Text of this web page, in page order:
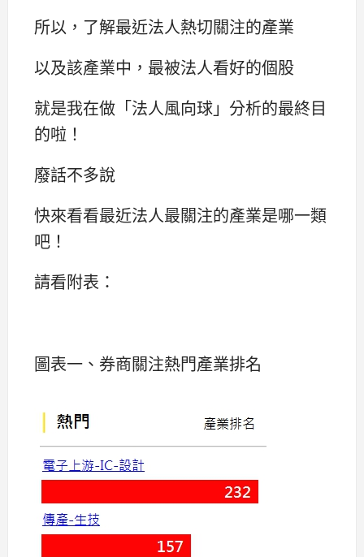
所以，了解最近法人熱切關注的產業
以及該產業中，最被法人看好的個股
就是我在做「法人風向球」分析的最終目
的啦！
廢話不多說
快來看看最近法人最關注的產業是哪一類
吧！
請看附表：
圖表一、券商關注熱門產業排名